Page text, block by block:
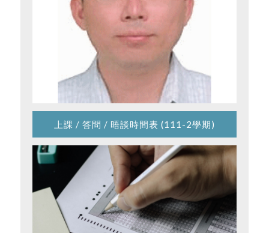
上課 / 答問 / 晤談時間表 (111-2學期)